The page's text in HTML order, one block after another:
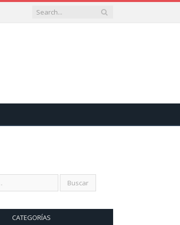
CATEGORÍAS